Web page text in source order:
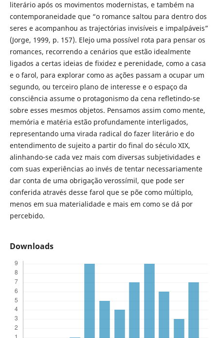
literário após os movimentos modernistas, e também na
contemporaneidade que “o romance saltou para dentro dos
seres e acompanhou as trajectórias invisíveis e impalpáveis”
(Jorge, 1999, p. 157). Elejo uma possível rota para pensar os
romances, recorrendo a cenários que estão idealmente
ligados a certas ideias de fixidez e perenidade, como a casa
e o farol, para explorar como as ações passam a ocupar um
segundo, ou terceiro plano de interesse e o espaço da
consciência assume o protagonismo da cena refletindo-se
sobre esses mesmos objetos. Pensamos assim como mente,
memória e matéria estão profundamente interligados,
representando uma virada radical do fazer literário e do
entendimento de sujeito a partir do final do século XIX,
alinhando-se cada vez mais com diversas subjetividades e
com suas experiências ao invés de tentar necessariamente
dar conta de uma obrigação verossímil, que pode ser
conferida através desse farol que se põe como múltiplo,
menos em sua materialidade e mais em como se dá por
percebido.
Downloads